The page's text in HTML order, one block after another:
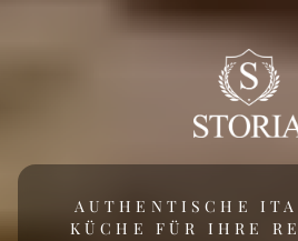
AUTHENTISCHE
KÜCHE FÜR IHRE